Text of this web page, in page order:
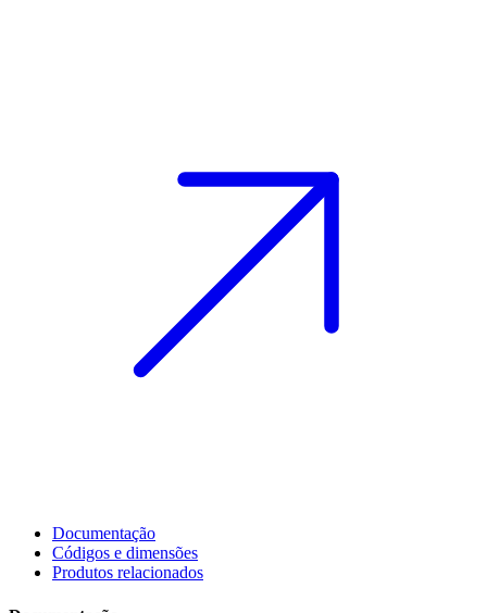
Documentação
Códigos e dimensões
Produtos relacionados